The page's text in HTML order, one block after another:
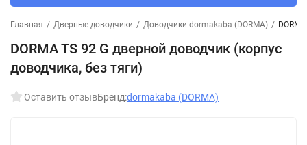
Главная / Дверные доводчики / Доводчики dormakaba (DORMA) /
DORMA TS 92 G дверной доводчик (корпус
доводчика, без тяги)
Оставить отзывБренд:dormakaba (DORMA)